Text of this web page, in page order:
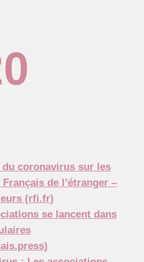
du coronavirus sur les
Français de l’étranger –
(rfi.fr)
se lancent dans